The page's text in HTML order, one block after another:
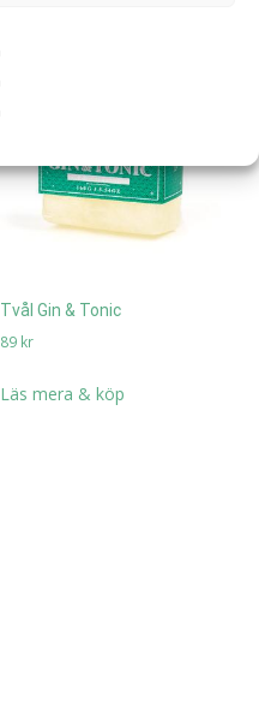
Tvål Gin & Tonic
89 kr
Läs mera & köp